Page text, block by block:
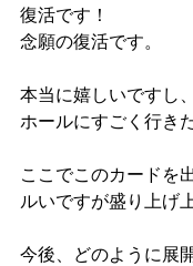
復活です！
念願の復活です。
本当に嬉しいですし
ホールにすごく行き
ここでこのカードを
ルいですが盛り上げ
今後、どのように展